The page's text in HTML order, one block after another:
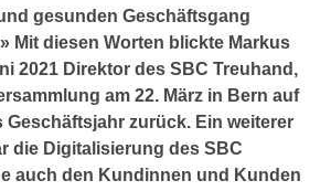
gesunden Geschäftsgang
Mit diesen Worten blickte Markus
2021 Direktor des SBC Treuhand,
am 22. März in Bern auf
Geschäftsjahr zurück. Ein weiterer
die Digitalisierung des SBC
auch den Kundinnen und Kunden